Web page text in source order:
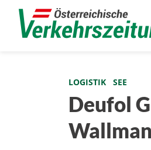
LOGISTIK SEE
Deufol